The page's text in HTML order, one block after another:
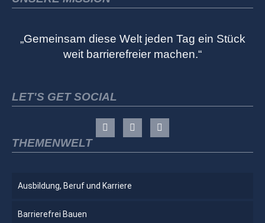
„Gemeinsam diese Welt jeden Tag ein Stück
weit barrierefreier machen.“
LET'S GET SOCIAL
THEMENWELT
Ausbildung, Beruf und Karriere
Barrierefrei Bauen